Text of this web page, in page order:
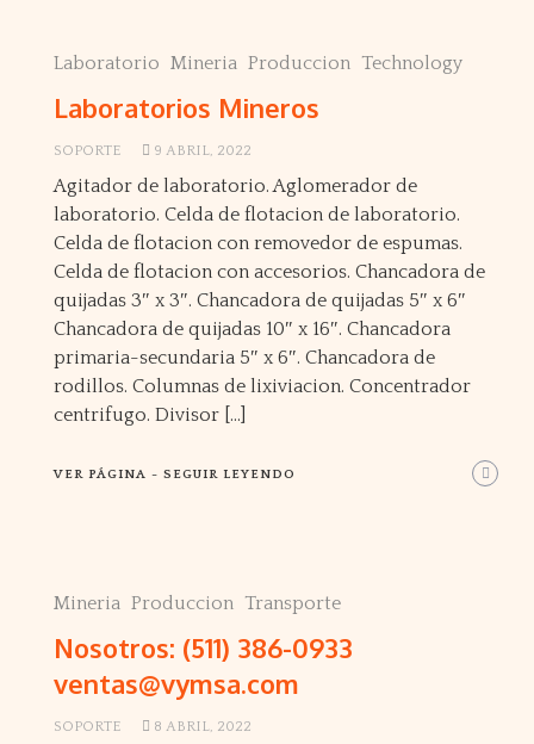
Laboratorio Mineria Produccion Technology
Laboratorios Mineros
SOPORTE 9 ABRIL, 2022
Agitador de laboratorio. Aglomerador de
laboratorio. Celda de flotacion de laboratorio.
Celda de flotacion con removedor de espumas.
Celda de flotacion con accesorios. Chancadora de
quijadas 3″ x 3″. Chancadora de quijadas 5″ x 6″
Chancadora de quijadas 10″ x 16″. Chancadora
primaria-secundaria 5″ x 6″. Chancadora de
rodillos. Columnas de lixiviacion. Concentrador
centrifugo. Divisor […]
VER PÁGINA - SEGUIR LEYENDO
Mineria Produccion Transporte
Nosotros: (511) 386-0933
ventas@vymsa.com
SOPORTE 8 ABRIL, 2022